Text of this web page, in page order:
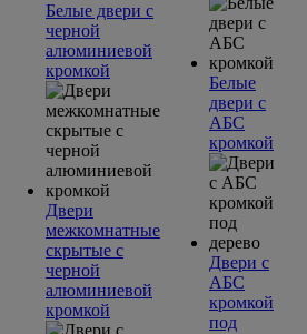
Белые двери с
черной
алюминиевой
кромкой
Двери
межкомнатные
скрытые с
черной
алюминиевой
кромкой
Белые
двери с
АБС
кромкой
Двери с
АБС
кромкой
под